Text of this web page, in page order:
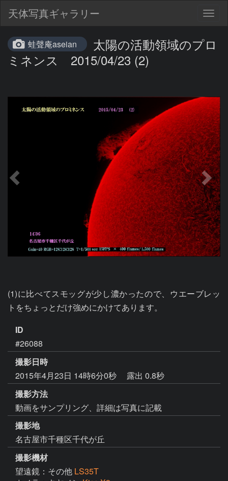
天体写真ギャラリー
蛙聲庵aseian
太陽の活動領域のプロ
ミネンス 2015/04/23 (2)
(1)に比べてスモッグが少し濃かったので、ウエーブレッ
トをちょっとだけ強めにかけてあります。
ID
#26088
撮影日時
2015年4月23日 14時6分0秒
露出 0.8秒
撮影方法
動画をサンプリング、詳細は写真に記載
撮影地
名古屋市千種区千代が丘
撮影機材
望遠鏡：その他 LS35T